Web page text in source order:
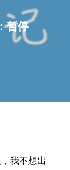
暂停
我不想出